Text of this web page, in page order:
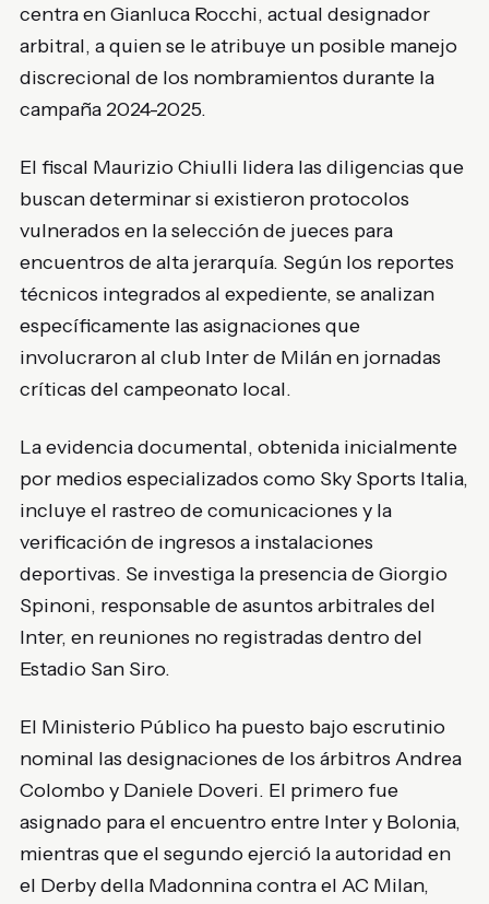
centra en Gianluca Rocchi, actual designador
arbitral, a quien se le atribuye un posible manejo
discrecional de los nombramientos durante la
campaña 2024-2025.
El fiscal Maurizio Chiulli lidera las diligencias que
buscan determinar si existieron protocolos
vulnerados en la selección de jueces para
encuentros de alta jerarquía. Según los reportes
técnicos integrados al expediente, se analizan
específicamente las asignaciones que
involucraron al club Inter de Milán en jornadas
críticas del campeonato local.
La evidencia documental, obtenida inicialmente
por medios especializados como Sky Sports Italia,
incluye el rastreo de comunicaciones y la
verificación de ingresos a instalaciones
deportivas. Se investiga la presencia de Giorgio
Spinoni, responsable de asuntos arbitrales del
Inter, en reuniones no registradas dentro del
Estadio San Siro.
El Ministerio Público ha puesto bajo escrutinio
nominal las designaciones de los árbitros Andrea
Colombo y Daniele Doveri. El primero fue
asignado para el encuentro entre Inter y Bolonia,
mientras que el segundo ejerció la autoridad en
el Derby della Madonnina contra el AC Milan,